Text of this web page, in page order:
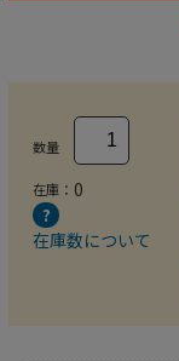
数量
在庫： 0
在庫数について